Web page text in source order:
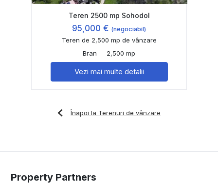
Teren 2500 mp Sohodol
95,000 € (negociabil)
Teren de 2,500 mp de vânzare
Bran
2,500 mp
Vezi mai multe detalii
Înapoi la Terenuri de vânzare
Property Partners